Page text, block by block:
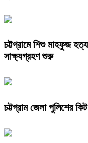
চট্টগ্রামে শিশু মাহফুজ
সাক্ষ্যগ্রহণ শুরু
চট্টগ্রাম জেলা পুলিশের